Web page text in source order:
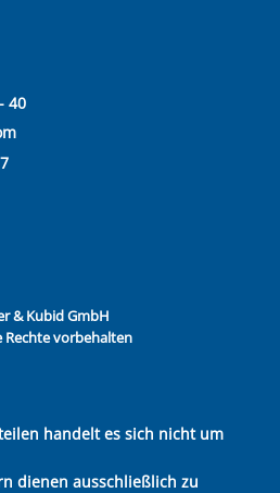
40
& Kubid GmbH
Rechte vorbehalten
handelt es sich nicht um
dienen ausschließlich zu